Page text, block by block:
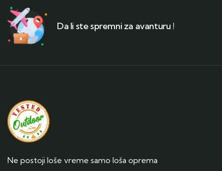
Da li ste spremni za avanturu !
Ne postoji loše vreme samo loša oprema